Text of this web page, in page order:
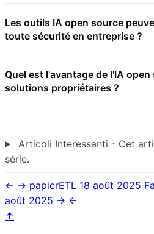
Les outils IA open source
toute sécurité en entreprise ?
Quel est l'avantage de l'IA
solutions propriétaires ?
Articoli Interessanti - Cet
série.
← → papierETL 18 août 2025
août 2025 → ←
↑